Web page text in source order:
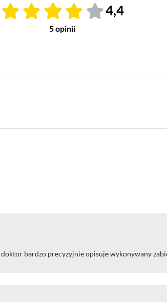
4,4
5 opinii
bardzo precyzyjnie opisuje wykonywany